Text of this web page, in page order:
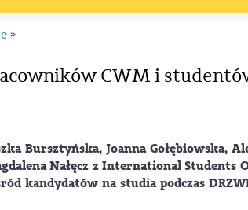
»
CWM i
Bursztyńska, Joanna Gołębiowska,
Nałęcz z International Students
kandydatów na studia podczas